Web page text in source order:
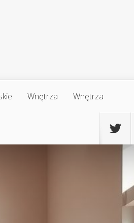
Wnętrza Wnętrza